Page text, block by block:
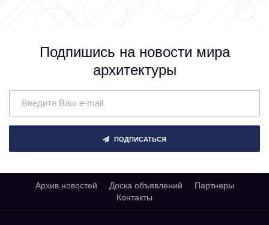
Подпишись на новости мира
архитектуры
ПОДПИСАТЬСЯ
Архив новостей Доска объявлений
Партнеры
Контакты